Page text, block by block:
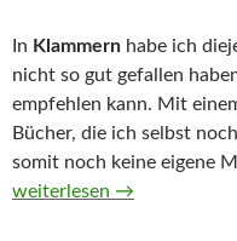
In Klammern habe ich
nicht so gut gefallen
empfehlen kann. Mit
Bücher, die ich selbst
somit noch keine eigene
Belletristik, Sachbücher,
weiterlesen →